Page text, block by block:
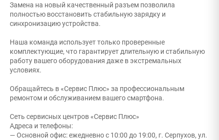
Замена на новый качественный разъем позволила
полностью восстановить стабильную зарядку и
синхронизацию устройства.
Наша команда использует только проверенные
комплектующие, что гарантирует длительную и стабильную
работу вашего оборудования даже в экстремальных
условиях.
Обращайтесь в «Сервис Плюс» за профессиональным
ремонтом и обслуживанием вашего смартфона.
Сеть сервисных центров «Сервис Плюс»
Адреса и телефоны:
— Основной офис: ежедневно с 10:00 до 19:00, г. Серпухов, ул.